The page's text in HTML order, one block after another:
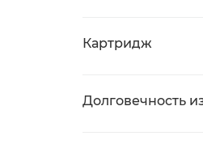
Картридж
Долговечность